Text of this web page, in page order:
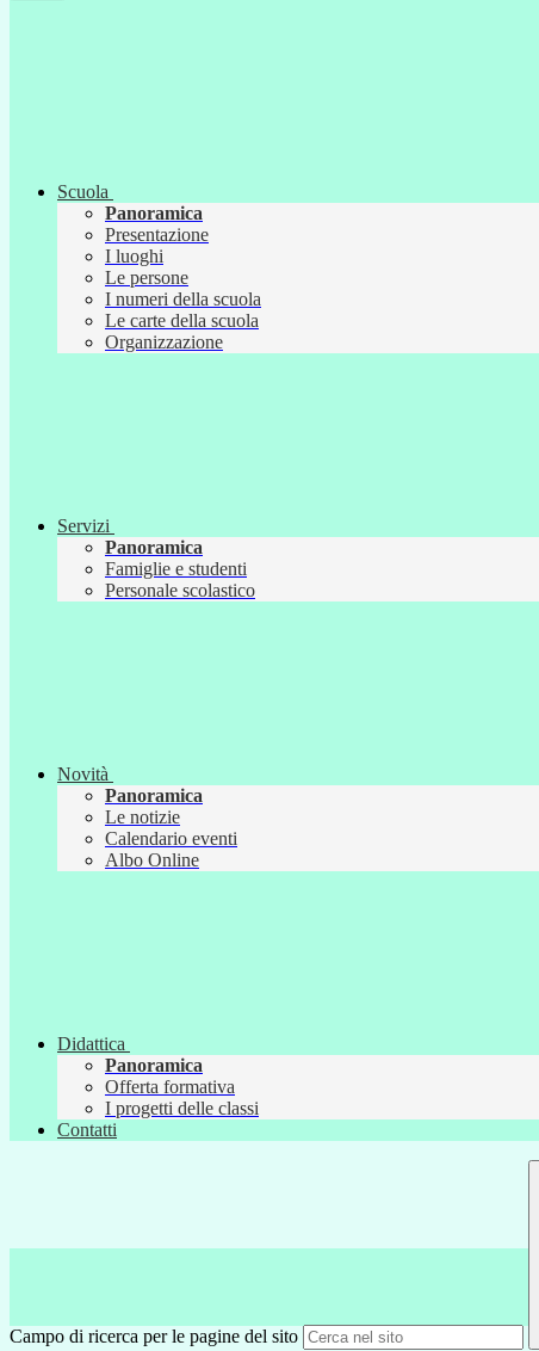
Scuola
Panoramica
Presentazione
I luoghi
Le persone
I numeri della scuola
Le carte della scuola
Organizzazione
Servizi
Panoramica
Famiglie e studenti
Personale scolastico
Novità
Panoramica
Le notizie
Calendario eventi
Albo Online
Didattica
Panoramica
Offerta formativa
I progetti delle classi
Contatti
Campo di ricerca per le pagine del sito